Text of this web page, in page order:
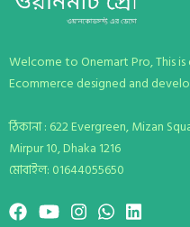
Welcome to Onemart Pro, This
Ecommerce designed and
ঠিকানা : 622 Evergreen, Mizan
Mirpur 10, Dhaka 1216
মোবাইল: 01644055650